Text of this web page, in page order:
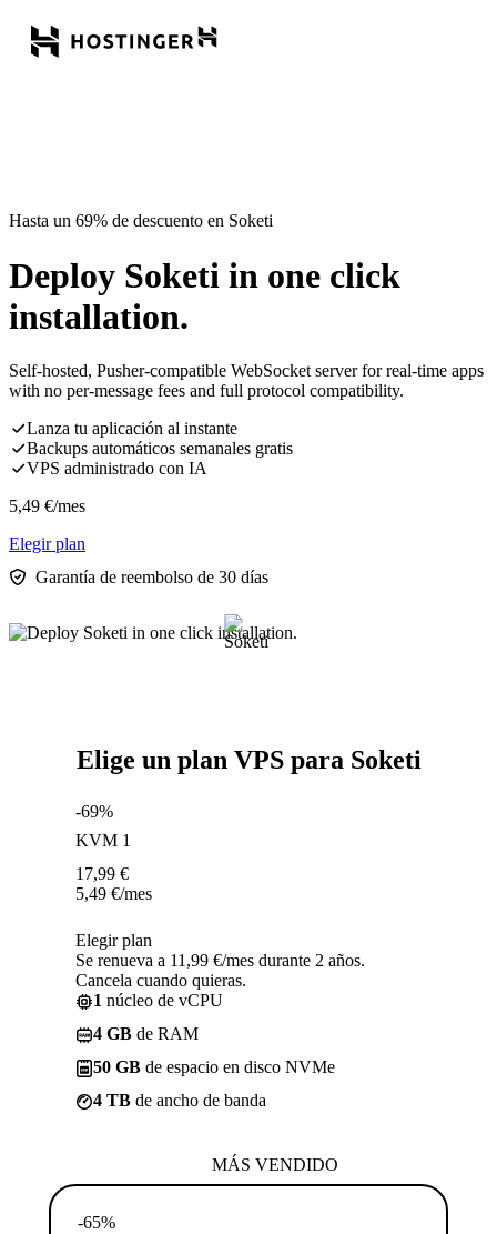
Hasta un 69% de descuento en Soketi
Deploy Soketi in one click
installation.
Self-hosted, Pusher-compatible WebSocket server for real-time apps
with no per-message fees and full protocol compatibility.
Lanza tu aplicación al instante
Backups automáticos semanales gratis
VPS administrado con IA
5,49 €/mes
Elegir plan
Garantía de reembolso de 30 días
Elige un plan VPS para Soketi
-69%
KVM 1
17,99 €
5,49 €/mes
Elegir plan
Se renueva a 11,99 €/mes durante 2 años.
Cancela cuando quieras.
1 núcleo de vCPU
4 GB de RAM
50 GB de espacio en disco NVMe
4 TB de ancho de banda
MÁS VENDIDO
-65%